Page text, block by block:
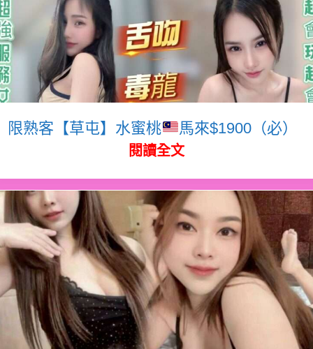
限熟客【草屯】水蜜桃 馬來$1900（必）
閱讀全文